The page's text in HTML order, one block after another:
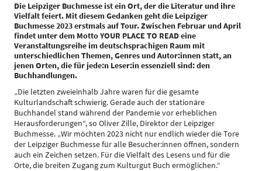
Die Leipziger Buchmesse ist ein Ort, der die Literatur und ihre
Vielfalt feiert. Mit diesem Gedanken geht die Leipziger
Buchmesse 2023 erstmals auf Tour. Zwischen Februar und April
findet unter dem Motto YOUR PLACE TO READ eine
Veranstaltungsreihe im deutschsprachigen Raum mit
unterschiedlichen Themen, Genres und Autor:innen statt, an
jenen Orten, die für jede:n Leser:in essenziell sind: den
Buchhandlungen.
„Die letzten zweieinhalb Jahre waren für die gesamte
Kulturlandschaft schwierig. Gerade auch der stationäre
Buchhandel stand während der Pandemie vor erheblichen
Herausforderungen“, so Oliver Zille, Direktor der Leipziger
Buchmesse. „Wir möchten 2023 nicht nur endlich wieder die Tore
der Leipziger Buchmesse für alle Besucher:innen öffnen, sondern
auch ein Zeichen setzen. Für die Vielfalt des Lesens und für die
Orte, die breiten Zugang zum Kulturgut Buch ermöglichen.“